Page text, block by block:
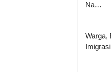
Na…
Warga,